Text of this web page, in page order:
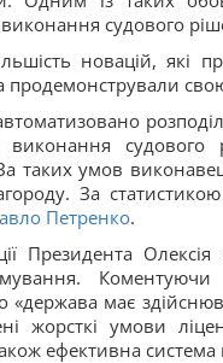
судового
новацій, які
продемонстрували
таких умов
За
Петренко.
Президента
Коментуючи
має
жорсткі умови
ефективна система